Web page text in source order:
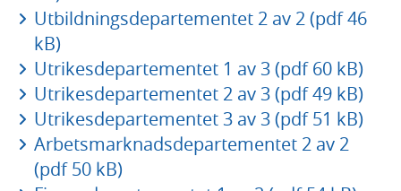
Utbildningsdepartementet 2 av 2 (pdf 46
kB)
Utrikesdepartementet 1 av 3 (pdf 60 kB)
Utrikesdepartementet 2 av 3 (pdf 49 kB)
Utrikesdepartementet 3 av 3 (pdf 51 kB)
Arbetsmarknadsdepartementet 2 av 2
(pdf 50 kB)